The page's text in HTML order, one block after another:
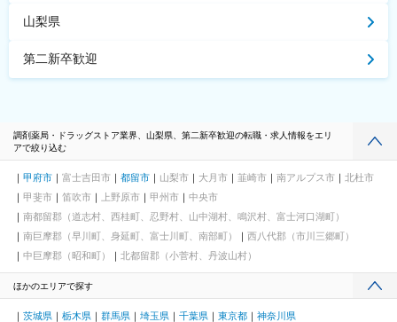
山梨県
第二新卒歓迎
調剤薬局・ドラッグストア業界、山梨県、第二新卒歓迎の転職・求人情報をエリ
アで絞り込む
甲府市 富士吉田市 都留市 山梨市 大月市 韮崎市 南アルプス市
北杜市
甲斐市
笛吹市 上野原市 甲州市
中央市
南都留郡（道志村、西桂町、忍野村、山中湖村、鳴沢村、富士河口湖町）
南巨摩郡（早川町、身延町、富士川町、南部町）
西八代郡（市川三郷町）
中巨摩郡（昭和町）
北都留郡（小菅村、丹波山村）
ほかのエリアで探す
茨城県 栃木県 群馬県 埼玉県 千葉県 東京都 神奈川県